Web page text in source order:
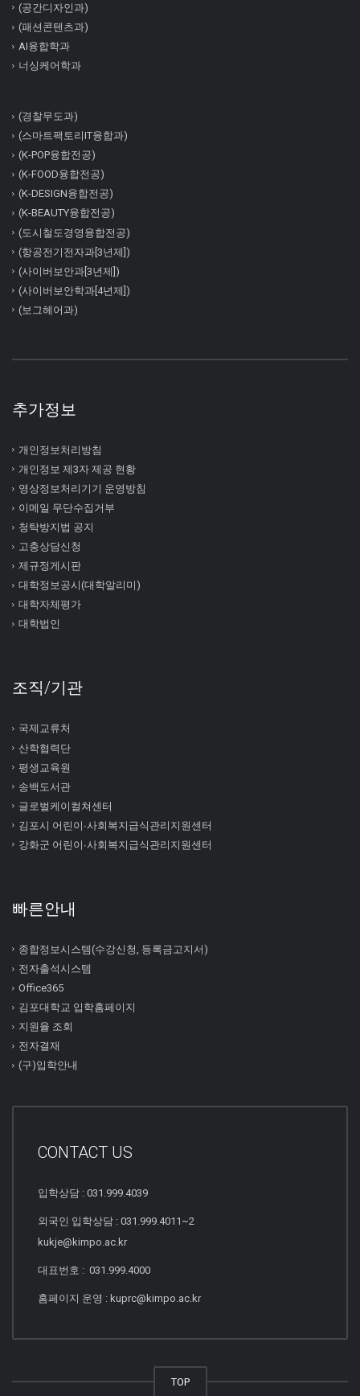
(공간디자인과)
(패션콘텐츠과)
AI융합학과
너싱케어학과
(경찰무도과)
(스마트팩토리IT융합과)
(K-POP융합전공)
(K-FOOD융합전공)
(K-DESIGN융합전공)
(K-BEAUTY융합전공)
(도시철도경영융합전공)
(항공전기전자과[3년제])
(사이버보안과[3년제])
(사이버보안학과[4년제])
(보그헤어과)
추가정보
개인정보처리방침
개인정보 제3자 제공 현황
영상정보처리기기 운영방침
이메일 무단수집거부
청탁방지법 공지
고충상담신청
제규정게시판
대학정보공시(대학알리미)
대학자체평가
대학법인
조직/기관
국제교류처
산학협력단
평생교육원
송백도서관
글로벌케이컬쳐센터
김포시 어린이∙사회복지급식관리지원센터
강화군 어린이∙사회복지급식관리지원센터
빠른안내
종합정보시스템(수강신청, 등록금고지서)
전자출석시스템
Office365
김포대학교 입학홈페이지
지원율 조회
전자결재
(구)입학안내
CONTACT US
입학상담 : 031.999.4039
외국인 입학상담 : 031.999.4011~2
kukje@kimpo.ac.kr
대표번호 : 031.999.4000
홈페이지 운영 : kuprc@kimpo.ac.kr
TOP